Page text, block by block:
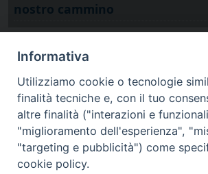
nostro cammino
Informativa
Utilizziamo cookie o tecnologie
finalità tecniche e, con il tuo
altre finalità ("interazioni e
"miglioramento dell'esperienza",
"targeting e pubblicità") come
cookie policy.